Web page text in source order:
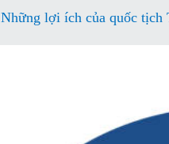
Những lợi ích của quốc tịch